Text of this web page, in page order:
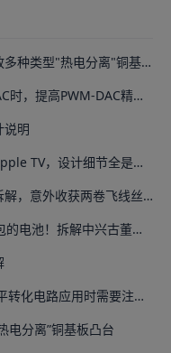
嘉立创开放多种类型"热电分离"铜基板
PWM做DAC时，提高PWM-DAC精度的方法
说明
拆解苹果Apple TV，设计细节全是给硬件工程师的暴击！
智能云台拆解，意外收获两卷飞线丝！
12年不鼓包的电池！拆解中兴古董随身Wi-Fi
MOS管电平转化电路应用时需要注意三个坑
电分离”铜基板凸台